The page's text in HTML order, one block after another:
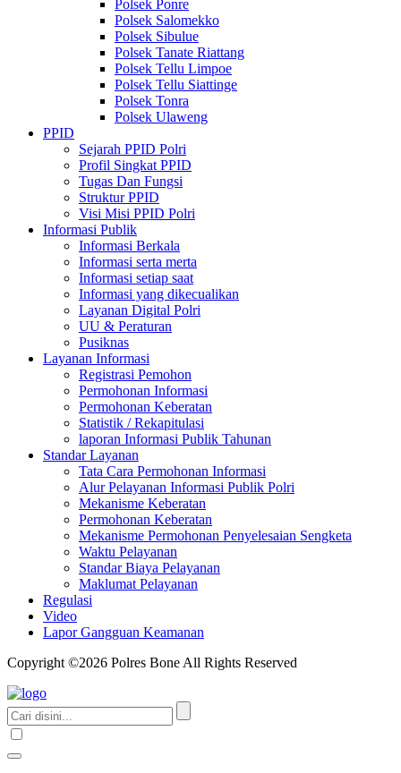
Polsek Ponre
Polsek Salomekko
Polsek Sibulue
Polsek Tanate Riattang
Polsek Tellu Limpoe
Polsek Tellu Siattinge
Polsek Tonra
Polsek Ulaweng
PPID
Sejarah PPID Polri
Profil Singkat PPID
Tugas Dan Fungsi
Struktur PPID
Visi Misi PPID Polri
Informasi Publik
Informasi Berkala
Informasi serta merta
Informasi setiap saat
Informasi yang dikecualikan
Layanan Digital Polri
UU & Peraturan
Pusiknas
Layanan Informasi
Registrasi Pemohon
Permohonan Informasi
Permohonan Keberatan
Statistik / Rekapitulasi
laporan Informasi Publik Tahunan
Standar Layanan
Tata Cara Permohonan Informasi
Alur Pelayanan Informasi Publik Polri
Mekanisme Keberatan
Permohonan Keberatan
Mekanisme Permohonan Penyelesaian Sengketa
Waktu Pelayanan
Standar Biaya Pelayanan
Maklumat Pelayanan
Regulasi
Video
Lapor Gangguan Keamanan
Copyright ©2026 Polres Bone All Rights Reserved